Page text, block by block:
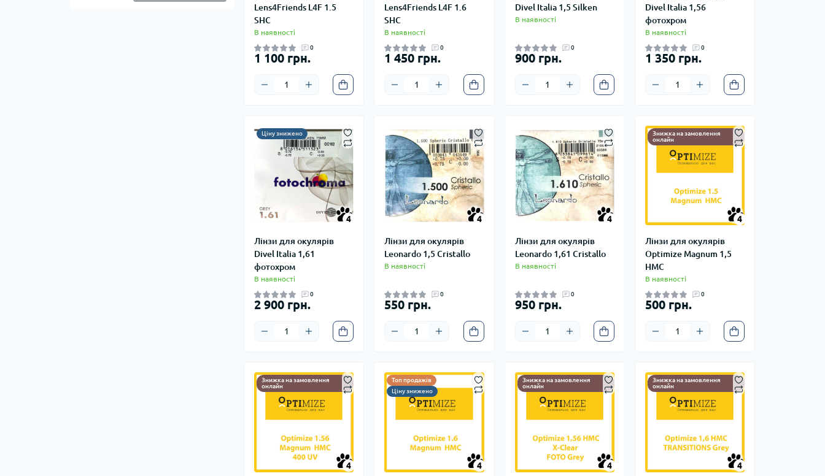
Lens4Friends L4F 1.5
SHC
В наявності
0
1 100 грн.
Lens4Friends L4F 1.6
SHC
В наявності
0
1 450 грн.
Divel Italia 1,5 Silken
В наявності
0
900 грн.
Divel Italia 1,56
фотохром
В наявності
0
1 350 грн.
Ціну знижено
4
4
Лінзи для окулярів
Divel Italia 1,61
фотохром
В наявності
0
2 900 грн.
4
4
Лінзи для окулярів
Leonardo 1,5 Cristallo
В наявності
0
550 грн.
4
4
Лінзи для окулярів
Leonardo 1,61 Cristallo
В наявності
0
950 грн.
Знижка на замовлення
онлайн
4
4
Лінзи для окулярів
Optimize Magnum 1,5
HMC
В наявності
0
500 грн.
Знижка на замовлення
онлайн
4
4
Топ продажів
Ціну знижено
4
4
Знижка на замовлення
онлайн
4
4
Знижка на замовлення
онлайн
4
4